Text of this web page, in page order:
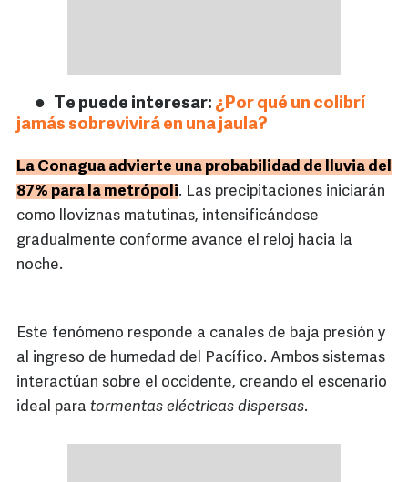
Te puede interesar: ¿Por qué un colibrí
jamás sobrevivirá en una jaula?
La Conagua advierte una probabilidad de lluvia del
87% para la metrópoli. Las precipitaciones iniciarán
como lloviznas matutinas, intensificándose
gradualmente conforme avance el reloj hacia la
noche.
Este fenómeno responde a canales de baja presión y
al ingreso de humedad del Pacífico. Ambos sistemas
interactúan sobre el occidente, creando el escenario
ideal para tormentas eléctricas dispersas.